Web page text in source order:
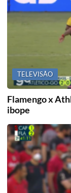
TELEVISÃO
Flamengo x
ibope